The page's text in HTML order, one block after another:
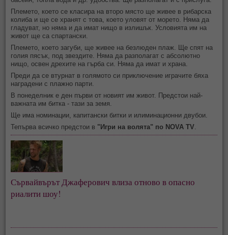
Племето, което се класира на второ място ще живее в рибарска
колиба и ще се хранят с това, което уловят от морето. Няма да
гладуват, но няма и да имат нищо в излишък. Условията им на
живот ще са спартански.
Племето, което загуби, ще живее на безлюден плаж. Ще спят на
голия пясък, под звездите. Няма да разполагат с абсолютно
нищо, освен дрехите на гърба си. Няма да имат и храна.
Преди да се втурнат в голямото си приключение играчите бяха
наградени с плажно парти.
В понеделник е ден първи от новият им живот. Предстои най-
важната им битка - тази за земя.
Ще има номинации, капитански битки и илиминационни двубои.
Тепърва всичко предстои в "Игри на волята" по NOVA TV
Сървайвърът Джаферович влиза отново в опасно
риалити шоу!